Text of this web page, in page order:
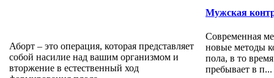
Аборт – это операция, которая представляет
собой насилие над вашим организмом и
вторжение в естественный ход
Мужская
Современная
новые методы
пола, в то
пребывает в п...